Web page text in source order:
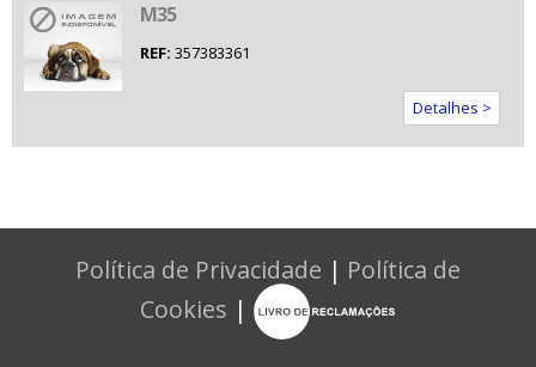
M35
REF: 357383361
Detalhes >
Política de Privacidade | Política de
Cookies |